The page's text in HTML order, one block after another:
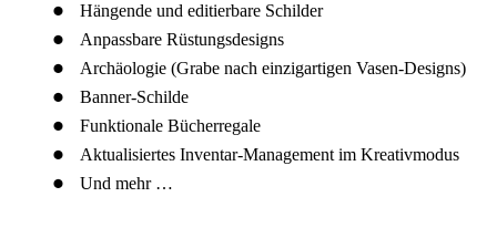
Hängende und editierbare Schilder
Anpassbare Rüstungsdesigns
Archäologie (Grabe nach einzigartigen Vasen-Designs)
Banner-Schilde
Funktionale Bücherregale
Aktualisiertes Inventar-Management im Kreativmodus
Und mehr …